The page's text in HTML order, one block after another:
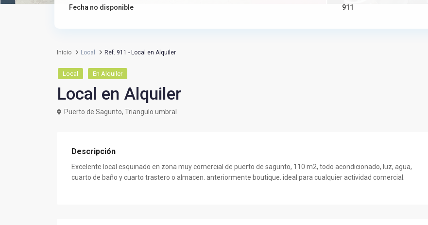
Fecha no disponible
911
Inicio Local Ref. 911 - Local en Alquiler
Local En Alquiler
Local en Alquiler
Puerto de Sagunto, Triangulo umbral
Descripción
Excelente local esquinado en zona muy comercial de puerto de sagunto, 110 m2, todo acondicionado, luz, agua,
cuarto de baño y cuarto trastero o almacen. anteriormente boutique. ideal para cualquier actividad comercial.